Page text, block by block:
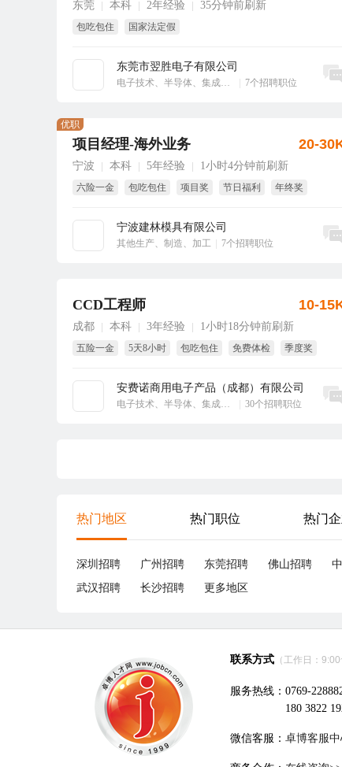
东莞 本科 2年经验 35分钟前刷新
包吃包住 国家法定假
东莞市翌胜电子有限公司
电子技术、半导体、集成电路 7个招聘职位
立即沟通
项目经理-海外业务
宁波 本科 5年经验 1小时4分钟前刷新
六险一金 包吃包住 项目奖 节日福利
年终奖
宁波建林模具有限公司
其他生产、制造、加工 7个招聘职位
优职
20-
立即沟通
CCD工程师
成都 本科 3年经验 1小时18分钟前刷新
五险一金 5天8小时 包吃包住 免费体检
季度奖
安费诺商用电子产品（成都）有限公司
电子技术、半导体、集成电路 30个招聘职位
10-
立即沟通
热门地区 热门职位 热门
深圳招聘 广州招聘 东莞招聘 佛山招聘
武汉招聘
长沙招聘 更多地区
联系方式 （工作日：
服务热线：0769-
180 3822
微信客服： 卓博客服中